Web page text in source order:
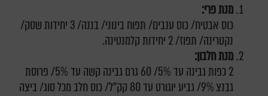
מנת פרי:
כוס אבטיח/ כוס ענבים/ תפוח בינוני/ בננה/ 3 יחידות שסק/
נקטרינה/ תפוז/ 2 יחידות קלמנטינה.
מנת חלבון:
2 כפות גבינה עד 5%/ 60 גרם גבינה קשה עד 5%/ פרוסת
גבנצ 9%/ גביע יוגורט עד 80 קק"ל/ כוס חלב מכל סוג/ ביצה